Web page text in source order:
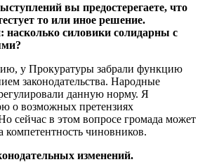
вы предостерегаете, что
то или иное решение.
насколько силовики солидарны с
у Прокуратуры забрали функцию
законодательства. Народные
данную норму. Я
о возможных претензиях
сейчас в этом вопросе громада может
компетентность чиновников.
изменений.